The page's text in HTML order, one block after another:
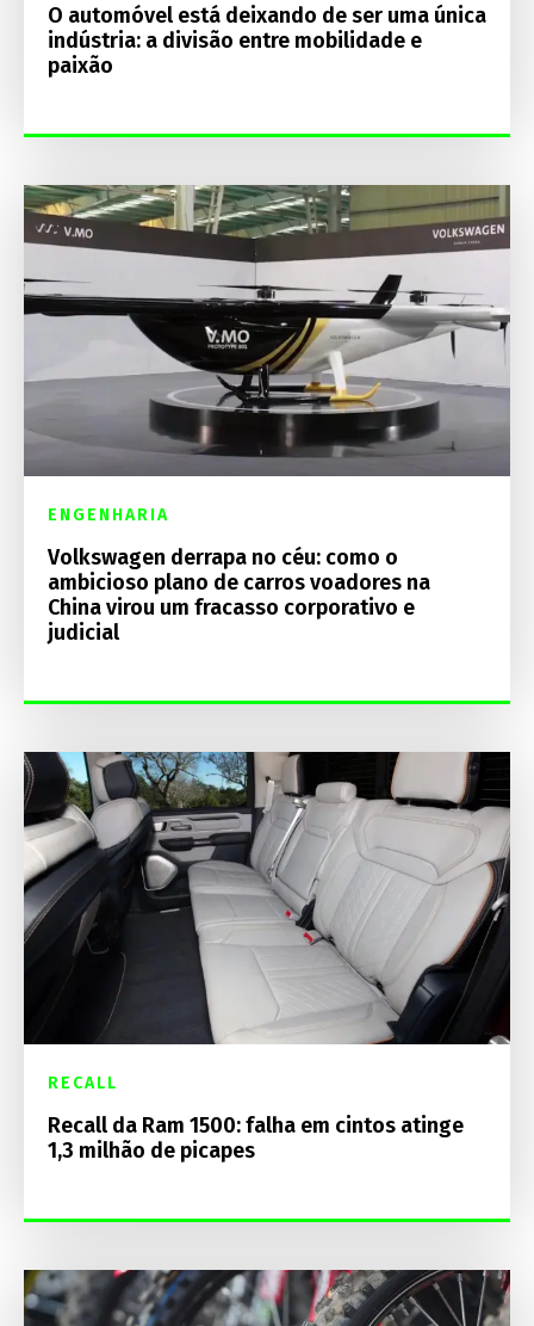
O automóvel está deixando de ser uma única
indústria: a divisão entre mobilidade e
paixão
ENGENHARIA
Volkswagen derrapa no céu: como o
ambicioso plano de carros voadores na
China virou um fracasso corporativo e
judicial
RECALL
Recall da Ram 1500: falha em cintos atinge
1,3 milhão de picapes